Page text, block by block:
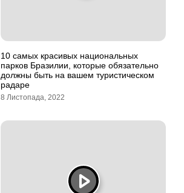
10 самых красивых национальных
парков Бразилии, которые обязательно
должны быть на вашем туристическом
радаре
8 Листопада, 2022